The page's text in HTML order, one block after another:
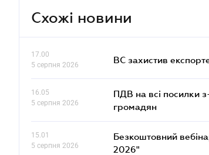
Схожі новини
17.00
5 серпня 2026
ВС захистив
16.05
5 серпня 2026
ПДВ на всі посилки
громадян
15.01
5 серпня 2026
Безкоштовний
2026"